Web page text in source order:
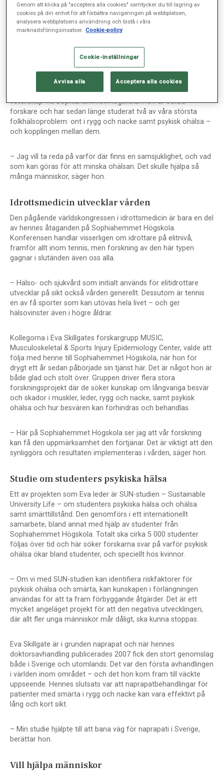
Sophiahemmet Högskola. Här tycker hon att hennes
forskningsområde – kopplingen smärta och psykisk
ohälsa – får den viktiga uppmärksamhet det
förtjänar.
Professor Eva Skillgate är sedan 2018 ansvarig för
forskningsutbildningen på institutionen för hälsofrämjande
vetenskap vid Sophiahemmet Högskola. Hon är också
forskare och har sedan länge studerat två av våra största
folkhälsoproblem: ont i rygg och nacke samt psykisk ohälsa –
och kopplingen mellan dem.
– Jag vill ta reda på varför där finns en samsjuklighet, och vad
som kan göras för att minska ohälsan. Det skulle hjälpa så
många människor, säger hon.
Idrottsmedicin utvecklar vården
Den pågående världskongressen i idrottsmedicin är bara en del
av hennes åtaganden på Sophiahemmet Högskola.
Konferensen handlar visserligen om idrottare på elitnivå,
framför allt inom tennis, men forskning av den här typen
gagnar i slutänden även oss alla.
– Hälso- och sjukvård som initialt används för elitidrottare
utvecklar på sikt också vården generellt. Dessutom är tennis
en av få sporter som kan utövas hela livet – och ger
hälsovinster även i högre åldrar.
Kollegorna i Eva Skillgates forskargrupp MUSIC,
Musculoskeletal & Sports Injury Epidemiology Center, valde att
följa med henne till Sophiahemmet Högskola, när hon för
drygt ett år sedan påbörjade sin tjänst här. Det är något hon är
både glad och stolt över. Gruppen driver flera stora
forskningsprojekt där de söker kunskap om långvariga besvär
och skador i muskler, leder, rygg och nacke, samt psykisk
ohälsa och hur besvären kan förhindras och behandlas.
– Här på Sophiahemmet Högskola ser jag att vår forskning
kan få den uppmärksamhet den förtjänar. Det är viktigt att den
synliggörs och resultaten implementeras i vården, säger hon.
Studie om studenters psykiska hälsa
Ett av projekten som Eva leder är SUN-studien – Sustainable
University Life – om studenters psykiska hälsa och ohälsa
samt smärttillstånd. Den genomförs i ett internationellt
samarbete, bland annat med hjälp av studenter från
Sophiahemmet Högskola. Totalt ska cirka 5 000 studenter
följas över tid och här söker forskarna svar på varför psykisk
ohälsa ökar bland studenter, och speciellt hos kvinnor.
– Om vi med SUN-studien kan identifiera riskfaktorer för
psykisk ohälsa och smärta, kan kunskapen i förlängningen
användas för att ta fram förbyggande åtgärder. Det är ett
mycket angeläget projekt för att den negativa utvecklingen,
där allt fler unga människor mår dåligt, ska kunna stoppas.
Eva Skillgate är i grunden naprapat och när hennes
doktorsavhandling publicerades 2007 fick den stort genomslag
både i Sverige och utomlands. Det var den första avhandlingen
i världen inom området – och det hon kom fram till väckte
uppseende. Hennes slutsats var att naprapatbehandlingar för
patienter med smärta i rygg och nacke kan vara effektivt på
lång och kort sikt.
– Min studie hjälpte till att bana väg för naprapati i Sverige,
berättar hon.
Vill hjälpa människor
Genom att klicka på "acceptera alla cookies" samtycker du till lagring av
cookies på din enhet för att förbättra navigeringen på webbplatsen,
analysera webbplatsens användning och bistå i våra
marknadsföringsinsatser. Cookie-policy
Cookie-inställningar
Avvisa alla Acceptera alla cookies